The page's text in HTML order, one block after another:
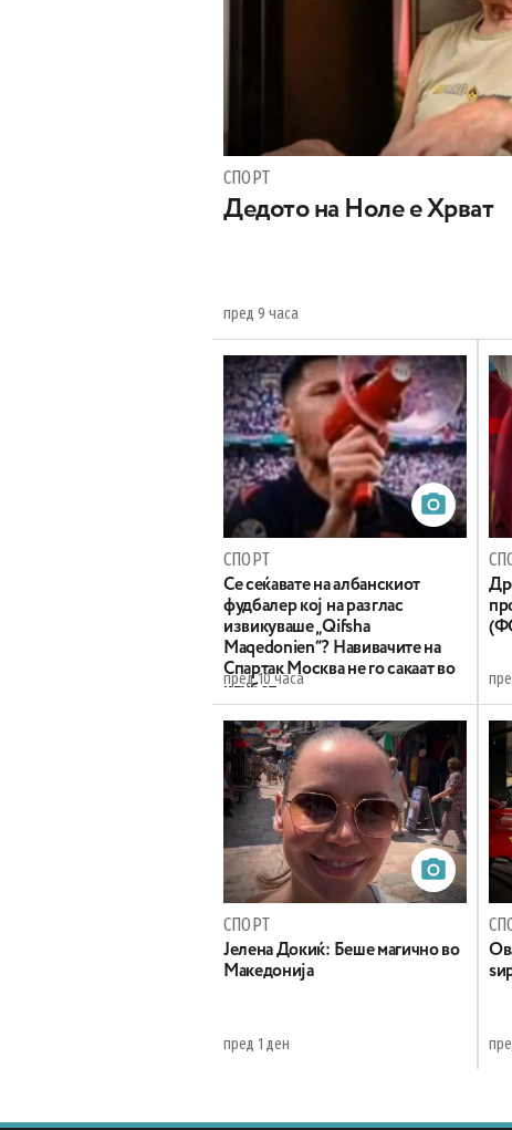
СПОРТ
Дедото на Ноле е Хрват
пред 9 часа
СПОРТ
Се сеќавате на албанскиот
фудбалер кој на разглас
извикуваше „Qifsha
Maqedonien“? Навивачите на
Спартак Москва не го сакаат во
клубот
пред 10 часа
СПОРТ
Јелена Докиќ: Беше магично во
Македонија
пред 1 ден